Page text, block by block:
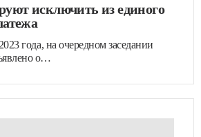
исключить из единого
года, на очередном заседании
о…